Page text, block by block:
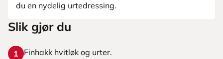
du en nydelig urtedressing.
Slik gjør du
1
Finhakk hvitløk og urter.